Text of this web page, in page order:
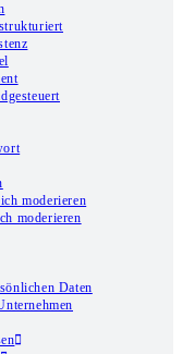
moderieren
moderieren
Daten